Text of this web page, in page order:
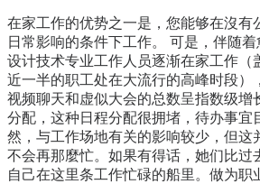
在家工作的优势之一是，您能够在沒有
日常影响的条件下工作。 可是，伴随
设计技术专业工作人员逐渐在家工作（
近一半的职工处在大流行的高峰时段）
视频聊天和虚似大会的总数呈指数级增
分配，这种日程分配很拥堵，待办事宜
然，与工作场地有关的影响较少，但这
不会再那麼忙。如果有得话，她们比过
自己在这里条工作忙碌的船里。做为职